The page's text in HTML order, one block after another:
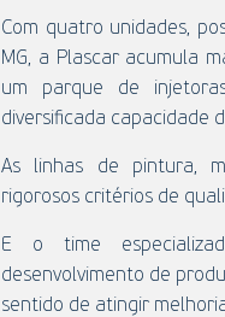
Com quatro unidades,
MG, a Plascar acumula
um parque de
diversificada capacidade
As linhas de pintura,
rigorosos critérios de
E o time
desenvolvimento de
sentido de atingir